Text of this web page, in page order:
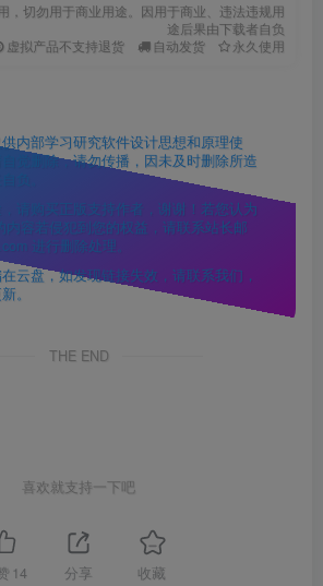
，切勿用于商业用途。因用于商业、违法违规用
途后果由下载者自负
虚拟产品不支持退货
自动发货 永久使用
供内部学习研究软件设计思想和原理使
自觉删除，请勿传播，因未及时删除所造
，请购买正版支持作者，谢谢！若您认为
内容若侵犯到您的权益，请联系站长邮
进行删除处理。
云盘，如发现链接失效，请联系我们，
。
THE END
喜欢就支持一下吧
14 分享 收藏